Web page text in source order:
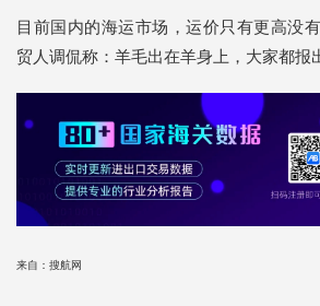
目前国内的海运市场，运价只有更高没
贸人调侃称：羊毛出在羊身上，大家都报
来自：搜航网